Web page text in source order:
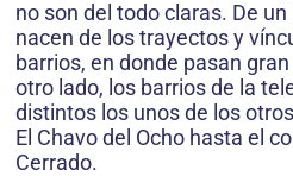
no son del todo claras. De
nacen de los trayectos y
barrios, en donde pasan
otro lado, los barrios de la
distintos los unos de los
El Chavo del Ocho hasta el
Cerrado.